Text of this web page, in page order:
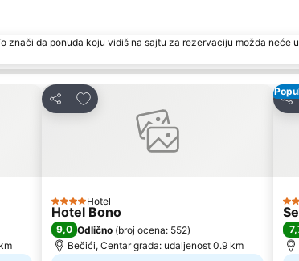
znači da ponuda koju vidiš na sajtu za rezervaciju možda neće
Deli
Dodati u favorite
4 Zvezdice
Hotel
Hotel Bono
9,0 Odlično (broj ocena: 552)
Bečići, Centar grada: udaljenost 0.9 km
Deli
2